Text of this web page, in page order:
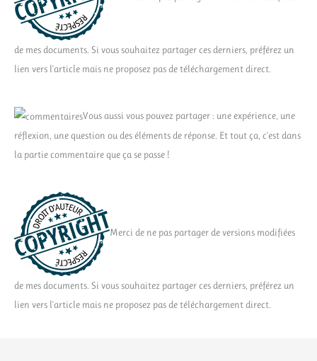
de mes documents. Si vous souhaitez partager ces derniers, préférez un
lien vers l'article mais ne proposez pas de téléchargement direct.
Vous aussi vous pouvez partager : une expérience, une
réflexion, une question ou des éléments de réponse. Et tout ça, c'est dans
la partie commentaire que ça se passe !
Merci de ne pas partager de versions modifiées
de mes documents. Si vous souhaitez partager ces derniers, préférez un
lien vers l'article mais ne proposez pas de téléchargement direct.